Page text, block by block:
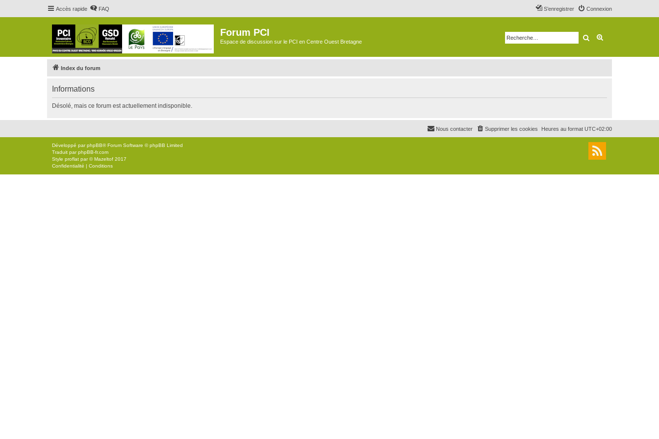
Accès rapide FAQ Connexion
S’enregistrer
Forum PCI
Espace de discussion sur le PCI en Centre Ouest Bretagne Rechercher
Index du forum
Informations
Désolé, mais ce forum est actuellement indisponible.
Heures au format UTC+02:00
Supprimer les cookies
Nous contacter
Développé parphpBB® Forum Software © phpBB Limited
Traduit parphpBB-fr.com
Style proflat par ©Mazeltof 2017
Confidentialité | Conditions